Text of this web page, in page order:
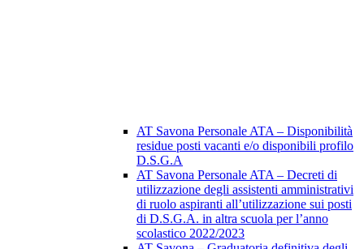
AT Savona Personale ATA – Disponibilità
residue posti vacanti e/o disponibili profilo
D.S.G.A
AT Savona Personale ATA – Decreti di
utilizzazione degli assistenti amministrativi
di ruolo aspiranti all’utilizzazione sui posti
di D.S.G.A. in altra scuola per l’anno
scolastico 2022/2023